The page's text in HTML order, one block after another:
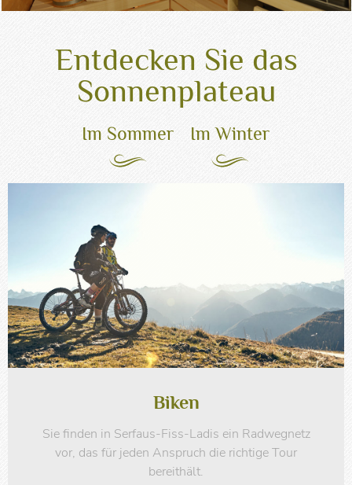
Entdecken Sie das
Sonnenplateau
Im Sommer Im Winter
Biken
Sie finden in Serfaus-Fiss-Ladis ein Radwegnetz
vor, das für jeden Anspruch die richtige Tour
bereithält.